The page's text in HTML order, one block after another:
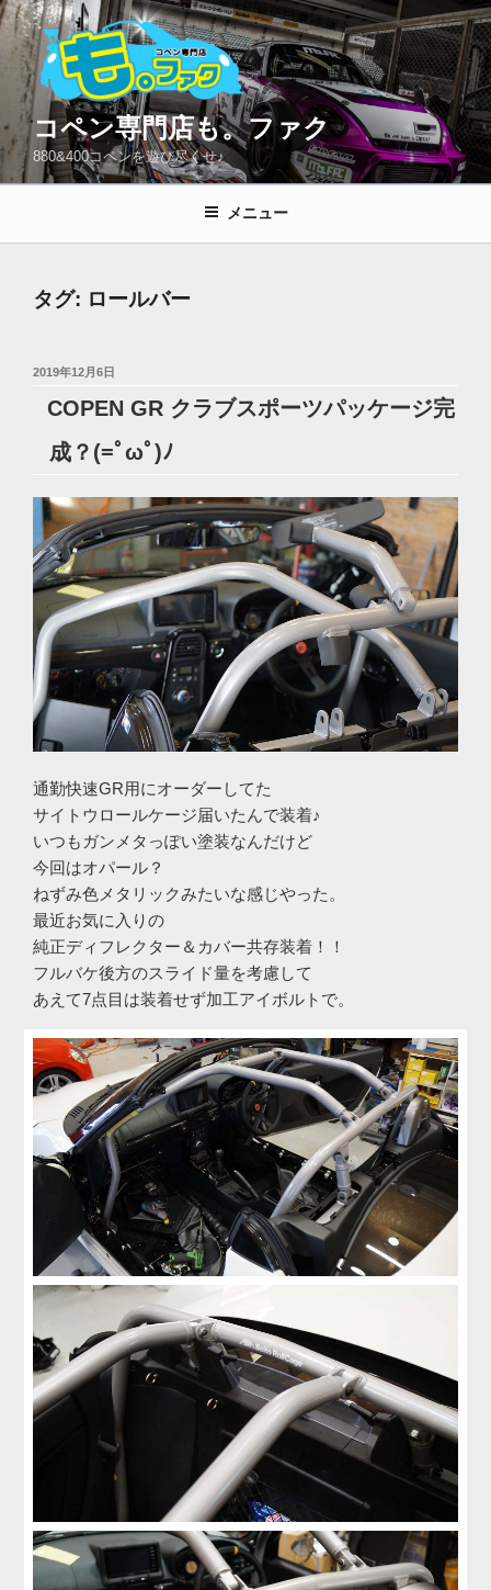
コ
ン
へ
プ
コペン専門店も。ファク
880&400コペンを遊び尽くせ♪
メニュー
タグ: ロールバー
投
日:
2019年12月6日
COPEN GR クラブスポーツパッケージ完
成？(=ﾟωﾟ)ﾉ
通勤快速GR用にオーダーしてた
サイトウロールケージ届いたんで装着♪
いつもガンメタっぽい塗装なんだけど
今回はオパール？
ねずみ色メタリックみたいな感じやった。
最近お気に入りの
純正ディフレクター＆カバー共存装着！！
フルバケ後方のスライド量を考慮して
あえて7点目は装着せず加工アイボルトで。